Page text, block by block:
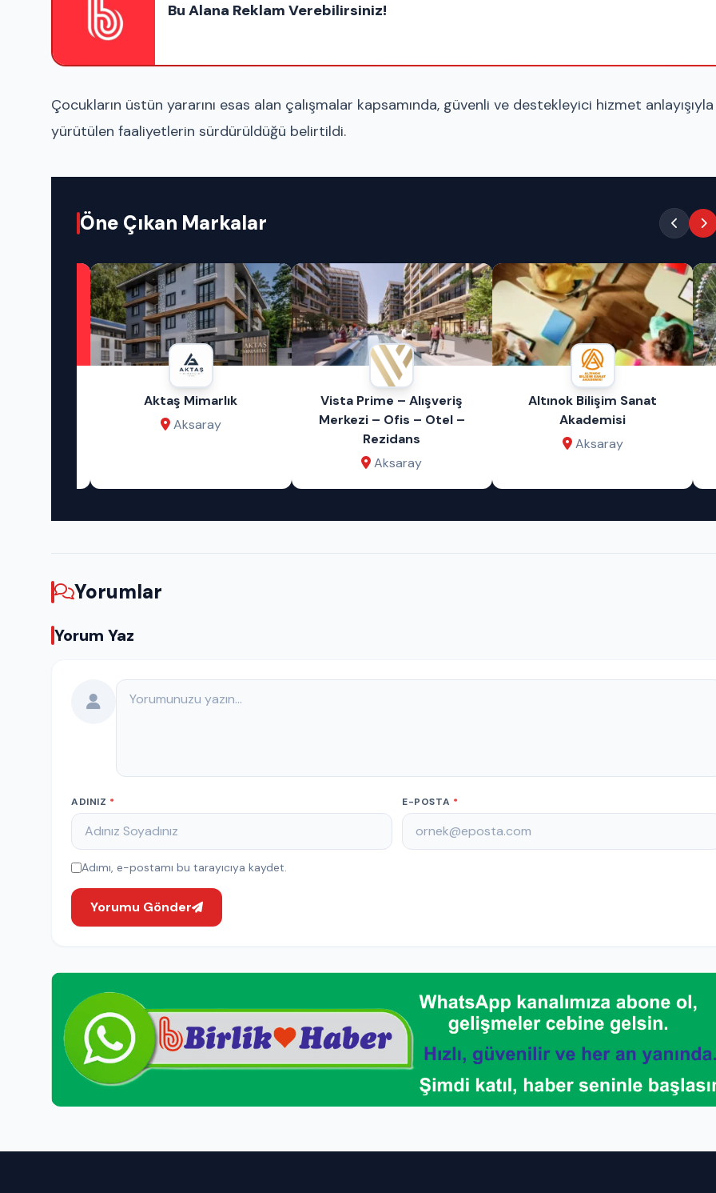
Bu Alana Reklam Verebilirsiniz!
Çocukların üstün yararını esas alan çalışmalar kapsamında, güvenli ve destekleyici hizmet anlayışıyla
yürütülen faaliyetlerin sürdürüldüğü belirtildi.
Öne Çıkan Markalar
Aktaş Mimarlık
Aksaray
Vista Prime – Alışveriş
Merkezi – Ofis – Otel –
Rezidans
Aksaray
Altınok Bilişim Sanat
Akademisi
Aksaray
Yorumlar
Yorum Yaz
Yorumunuz
ADINIZ * E-POSTA *
Adımı, e-postamı bu tarayıcıya kaydet.
Yorumu Gönder